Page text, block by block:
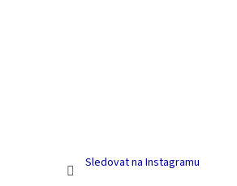
Sledovat na Instagramu